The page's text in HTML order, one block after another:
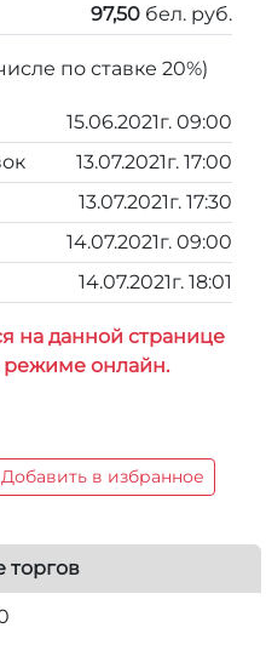
97,50 бел. руб.
по ставке 20%)
15.06.2021г. 09:00
13.07.2021г. 17:00
13.07.2021г. 17:30
14.07.2021г. 09:00
14.07.2021г. 18:01
на данной странице
режиме онлайн.
Добавить в избранное
торгов